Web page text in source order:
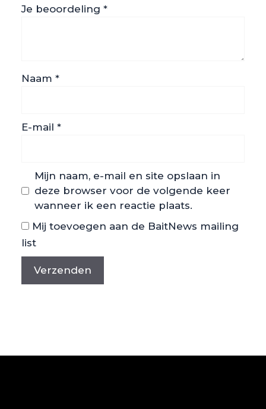
Je beoordeling *
Naam *
E-mail *
Mijn naam, e-mail en site opslaan in
deze browser voor de volgende keer
wanneer ik een reactie plaats.
Mij toevoegen aan de BaitNews mailing
list